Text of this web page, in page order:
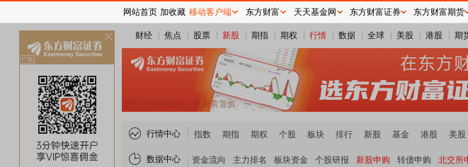
财经 焦点 股票 新股 期指 期权 行情 数据 全球 美股 港股 期
行情中心 指数 期指 期权 个股 板块 排行 新股 基金 港股 美股
数据中心 资金流向 主力排名 板块资金 个股研报 新股申购 转债申购 北交所
网站首页 加收藏 移动客户端 东方财富 天天基金网 东方财富证券 东方财富期货
关